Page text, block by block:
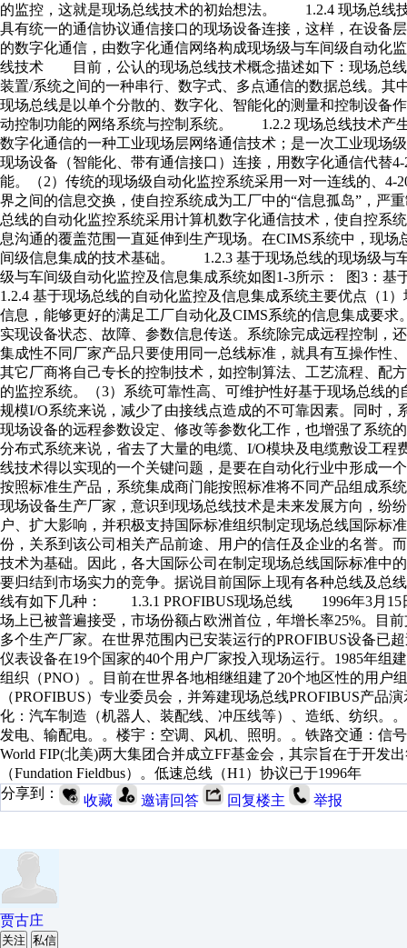
的监控，这就是现场总线技术的初始想法。 1.2.4 现场总
具有统一的通信协议通信接口的现场设备连接，这样，在设备
的数字化通信，由数字化通信网络构成现场级与车间级自
线技术 目前，公认的现场总线技术概念描述如下：现场总线
装置/系统之间的一种串行、数字式、多点通信的数据总线。其
现场总线是以单个分散的、数字化、智能化的测量和控制设备
动控制功能的网络系统与控制系统。 1.2.2 现场总线技术产
数字化通信的一种工业现场层网络通信技术；是一次工业现场
现场设备（智能化、带有通信接口）连接，用数字化通信代替
能。（2）传统的现场级自动化监控系统采用一对一连线的、
界之间的信息交换，使自控系统成为工厂中的“信息孤岛”，严
总线的自动化监控系统采用计算机数字化通信技术，使自控系
息沟通的覆盖范围一直延伸到生产现场。在CIMS系统中，现
间级信息集成的技术基础。 1.2.3 基于现场总线的现场级
级与车间级自动化监控及信息集成系统如图1-3所示： 图3
1.2.4 基于现场总线的自动化监控及信息集成系统主要优点（1
信息，能够更好的满足工厂自动化及CIMS系统的信息集成要
实现设备状态、故障、参数信息传送。系统除完成远程控制，
集成性不同厂家产品只要使用同一总线标准，就具有互操作性
其它厂商将自己专长的控制技术，如控制算法、工艺流程、配
的监控系统。（3）系统可靠性高、可维护性好基于现场总线
规模I/O系统来说，减少了由接线点造成的不可靠因素。同时
现场设备的远程参数设定、修改等参数化工作，也增强了系统
分布式系统来说，省去了大量的电缆、I/O模块及电缆敷设
线技术得以实现的一个关键问题，是要在自动化行业中形成一
按照标准生产品，系统集成商门能按照标准将不同产品组成系
现场设备生产厂家，意识到现场总线技术是未来发展方向，纷
户、扩大影响，并积极支持国际标准组织制定现场总线国际标
份，关系到该公司相关产品前途、用户的信任及企业的名誉。
技术为基础。因此，各大国际公司在制定现场总线国际标准中
要归结到市场实力的竞争。据说目前国际上现有各种总线及总
线有如下几种： 1.3.1 PROFIBUS现场总线 1996年3月15日
场上已被普遍接受，市场份额占欧洲首位，年增长率25%。目
多个生产厂家。在世界范围内已安装运行的PROFIBUS设备已
仪表设备在19个国家的40个用户厂家投入现场运行。1985年组
组织（PNO）。目前在世界各地相继组建了20个地区性的用户
（PROFIBUS）专业委员会，并筹建现场总线PROFIBUS产品
化：汽车制造（机器人、装配线、冲压线等）、造纸、纺织。
发电、输配电。。楼宇：空调、风机、照明。。铁路交通
World FIP(北美)两大集团合并成立FF基金会，其宗旨在于开发
（Fundation Fieldbus）。低速总线（H1）协议已于1996年
分享到：
收藏 邀请回答 回复楼主 举报
贾古庄
关注 私信